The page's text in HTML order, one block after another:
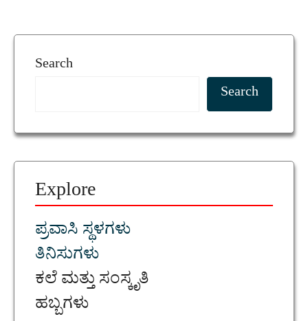
Search
Search
Explore
ಪ್ರವಾಸಿ ಸ್ಥಳಗಳು
ತಿನಿಸುಗಳು
ಕಲೆ ಮತ್ತು ಸಂಸ್ಕೃತಿ
ಹಬ್ಬಗಳು